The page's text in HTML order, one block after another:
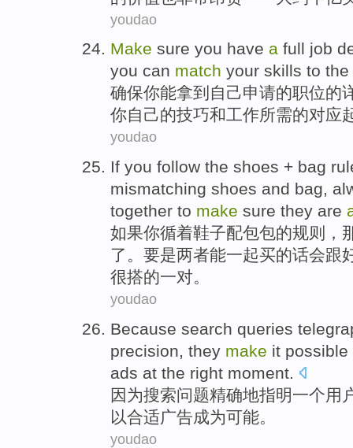
youdao
Make sure you have a full job
you can match your skills to the
确保你能拿到自己申请的职位的
你自己的技巧和工作所需的对应
youdao
If you follow the shoes + bag
mismatching shoes and bag,
together to make sure they are
如果你循着鞋子配包包的规则 ，
了。要是两者能一起买的话会跟
很搭的一对。
youdao
Because search queries
precision, they make it possible
ads at the right moment.
因为搜索问题精确地指明一个用
以合适广告成为可能。
youdao